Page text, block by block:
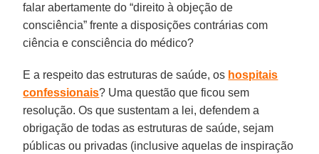
falar abertamente do “direito à objeção de
consciência” frente a disposições contrárias com
ciência e consciência do médico?
E a respeito das estruturas de saúde, os hospitais
confessionais? Uma questão que ficou sem
resolução. Os que sustentam a lei, defendem a
obrigação de todas as estruturas de saúde, sejam
públicas ou privadas (inclusive aquelas de inspiração